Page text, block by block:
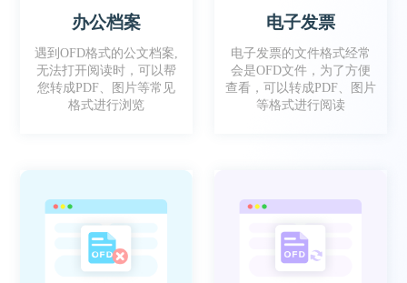
办公档案
遇到OFD格式的公文档案,
无法打开阅读时，可以帮
您转成PDF、图片等常见
格式进行浏览
电子发票
电子发票的文件格式经常
会是OFD文件，为了方便
查看，可以转成PDF、图片
等格式进行阅读
户，这款软件就很方便！